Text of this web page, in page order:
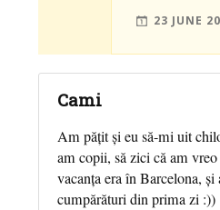
23 JUNE
Cami
Am pățit și eu să-mi uit
am copii, să zici că am
vacanța era în Barcelona,
cumpărături din prima zi :))